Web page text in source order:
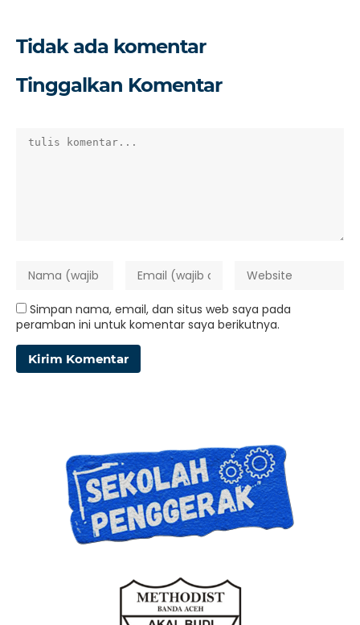
Tidak ada komentar
Tinggalkan Komentar
Simpan nama, email, dan situs web saya pada
peramban ini untuk komentar saya berikutnya.